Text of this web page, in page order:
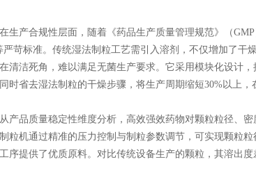
产合规性层面，随着《药品生产质量管理规范》（GMP
严苛标准。传统湿法制粒工艺需引入溶剂，不仅增加了
清洁死角，难以满足无菌生产要求。它采用模块化设计
时省去湿法制粒的干燥步骤，将生产周期缩短30%以上
品质量稳定性维度分析，高效强效药物对颗粒粒径、密
粒机通过精准的压力控制与制粒参数调节，可实现颗粒
序提供了优质原料。对比传统设备生产的颗粒，其溶出